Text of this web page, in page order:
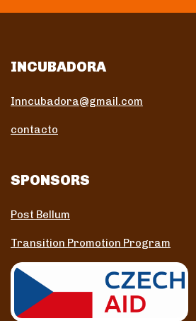
INCUBADORA
Inncubadora@gmail.com
contacto
SPONSORS
Post Bellum
Transition Promotion Program